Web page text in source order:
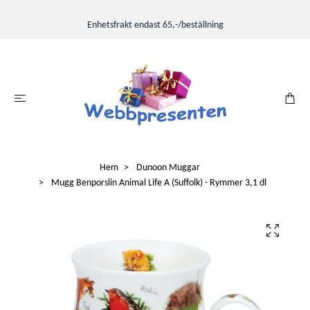
Enhetsfrakt endast 65,-/beställning
Hem
Dunoon Muggar
Mugg Benporslin Animal Life A (Suffolk) - Rymmer 3,1 dl